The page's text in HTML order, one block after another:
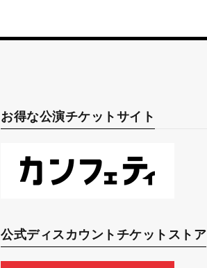
お得な公演チケットサイト
公式ディスカウントチケットストア